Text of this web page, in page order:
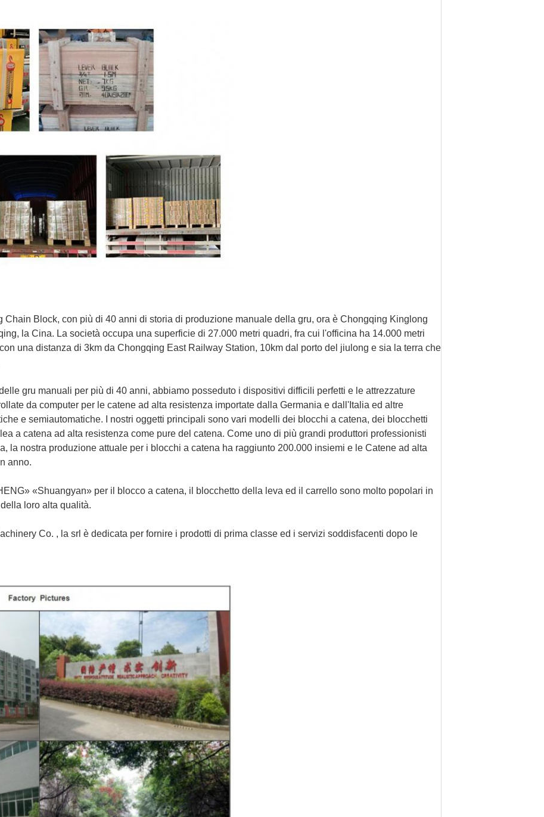
Chain Block, con più di 40 anni di storia di produzione manuale della gru, ora è Chongqing Kinglong
la Cina. La società occupa una superficie di 27.000 metri quadri, fra cui l'officina ha 14.000 metri
una distanza di 3km da Chongqing East Railway Station, 10km dal porto del jiulong e sia la terra che
gru manuali per più di 40 anni, abbiamo posseduto i dispositivi difficili perfetti e le attrezzature
da computer per le catene ad alta resistenza importate dalla Germania e dall'Italia ed altre
e semiautomatiche. I nostri oggetti principali sono vari modelli dei blocchi a catena, dei blocchetti
a catena ad alta resistenza come pure del catena. Come uno di più grandi produttori professionisti
la nostra produzione attuale per i blocchi a catena ha raggiunto 200.000 insiemi e le Catene ad alta
anno.
«Shuangyan» per il blocco a catena, il blocchetto della leva ed il carrello sono molto popolari in
loro alta qualità.
Co. , la srl è dedicata per fornire i prodotti di prima classe ed i servizi soddisfacenti dopo le